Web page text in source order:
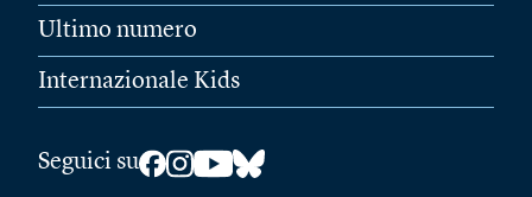
Ultimo numero
Internazionale Kids
Seguici su